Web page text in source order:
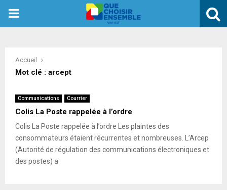
PRIMARY
Accueil
Mot clé : arcept
Communications Courrier
Colis La Poste rappelée à l’ordre
Colis La Poste rappelée à l’ordre Les plaintes des
consommateurs étaient récurrentes et nombreuses. L’Arcep
(Autorité de régulation des communications électroniques et
des postes) a